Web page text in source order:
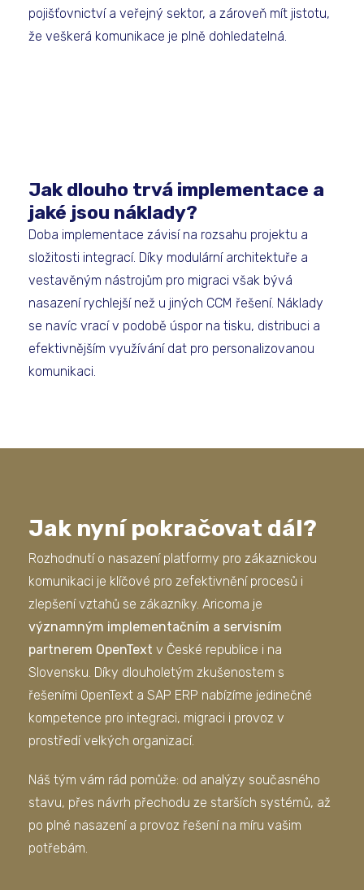
pojišťovnictví a veřejný sektor, a zároveň mít jistotu,
že veškerá komunikace je plně dohledatelná.
Jak dlouho trvá implementace a
jaké jsou náklady?
Doba implementace závisí na rozsahu projektu a
složitosti integrací. Díky modulární architektuře a
vestavěným nástrojům pro migraci však bývá
nasazení rychlejší než u jiných CCM řešení. Náklady
se navíc vrací v podobě úspor na tisku, distribuci a
efektivnějším využívání dat pro personalizovanou
komunikaci.
Jak nyní pokračovat dál?
Rozhodnutí o nasazení platformy pro zákaznickou
komunikaci je klíčové pro zefektivnění procesů i
zlepšení vztahů se zákazníky. Aricoma je
významným implementačním a servisním
partnerem OpenText v České republice i na
Slovensku. Díky dlouholetým zkušenostem s
řešeními OpenText a SAP ERP nabízíme jedinečné
kompetence pro integraci, migraci i provoz v
prostředí velkých organizací.
Náš tým vám rád pomůže: od analýzy současného
stavu, přes návrh přechodu ze starších systémů, až
po plné nasazení a provoz řešení na míru vašim
potřebám.